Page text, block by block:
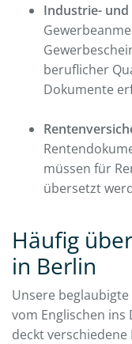
Industrie-
beruflicher
Dokumente
müssen für
übersetzt
Häufig
in Berlin
Unsere
vom Englischen ins
deckt